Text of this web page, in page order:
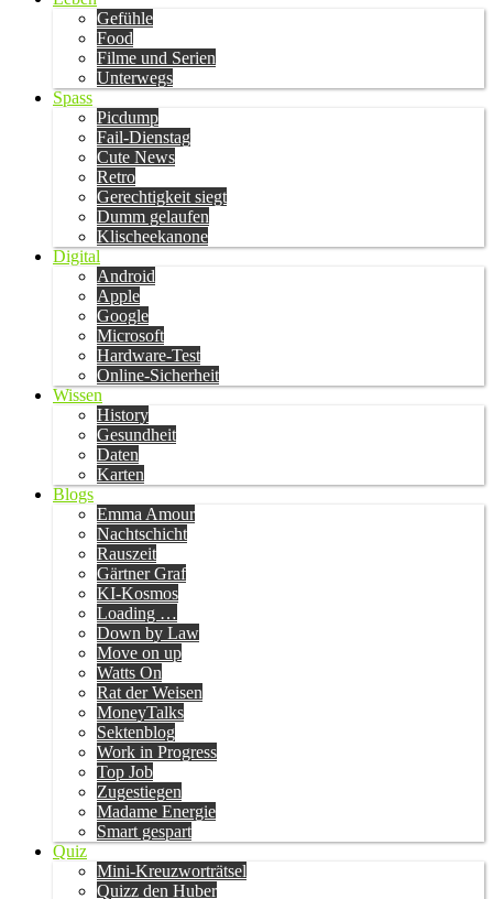
Gefühle
Food
Filme und Serien
Unterwegs
Spass
Picdump
Fail-Dienstag
Cute News
Retro
Gerechtigkeit siegt
Dumm gelaufen
Klischeekanone
Digital
Android
Apple
Google
Microsoft
Hardware-Test
Online-Sicherheit
Wissen
History
Gesundheit
Daten
Karten
Blogs
Emma Amour
Nachtschicht
Rauszeit
Gärtner Graf
KI-Kosmos
Loading …
Down by Law
Move on up
Watts On
Rat der Weisen
MoneyTalks
Sektenblog
Work in Progress
Top Job
Zugestiegen
Madame Energie
Smart gespart
Quiz
Mini-Kreuzworträtsel
Quizz den Huber